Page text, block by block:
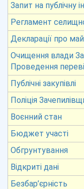
Запит на публічну
Регламент
Декларації про
Очищення влади
Проведення
Публічні закупівлі
Поліція
Воєнний стан
Бюджет участі
Обгрунтування
Відкриті дані
Безбар’єрність